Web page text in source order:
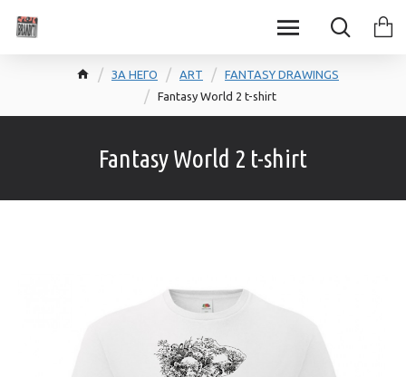
ЗА НЕГО ART
FANTASY DRAWINGS
Fantasy World 2 t-shirt
Fantasy World 2 t-shirt